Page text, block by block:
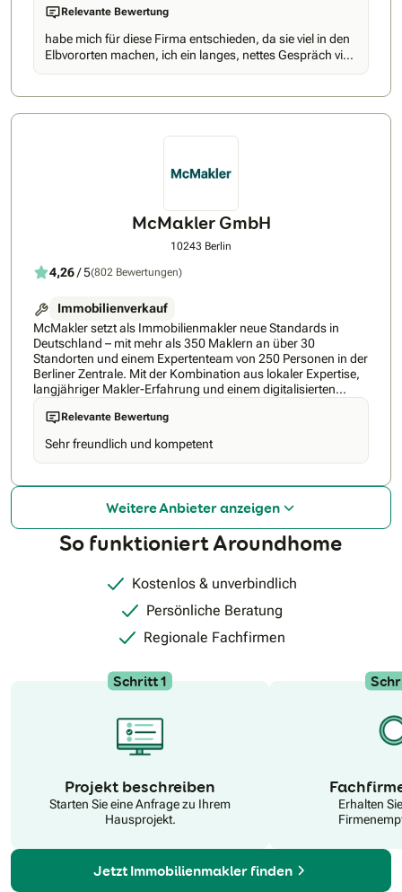
hervorragende Rendite bringen. Aber ganz gleich, wie und
wofür Sie Ihre Immobilien nutzen: Betrauen Sie mit der
Vermietung, dem Verkauf oder auch der Verwaltung
jemanden, der sich damit wirklich auskennt und der Ihnen
transparent und mit den modernsten Maßnahmen das in
niemals weniger. Ihre Dirk & Frank Wullkopf
Relevante Bewertung
habe mich für diese Firma entschieden, da sie viel in den
Elbvororten machen, ich ein langes, nettes Gespräch via
Teams mit der Maklerin hatte, und ich auch
Portfolio. Ich hatte da einfach eingutes Gefühl, da ich ja
McMakler GmbH
10243 Berlin
4,26/ 5(802 Bewertungen)
Immobilienverkauf
McMakler setzt als Immobilienmakler neue Standards in
Deutschland – mit mehr als 350 Maklern an über 30
Standorten und einem Expertenteam von 250 Personen in der
Berliner Zentrale. Mit der Kombination aus lokaler Expertise,
langjähriger Makler-Erfahrung und einem digitalisierten
Verkaufsprozess, machen wir Immobilientransaktionen
einfacher, bequemer und transparenter. Dabei bieten wir
umfassenden Service in allen Bereichen, von der
Immobiliensuche und -finanzierung bis zur Energieberatung.
Relevante Bewertung
Sehr freundlich und kompetent
Weitere Anbieter anzeigen
So funktioniert Aroundhome
Kostenlos & unverbindlich
Persönliche Beratung
Regionale Fachfirmen
Schritt 1
Projekt beschreiben
Starten Sie eine Anfrage zu Ihrem
Hausprojekt.
Erhalten
Jetzt Immobilienmakler finden